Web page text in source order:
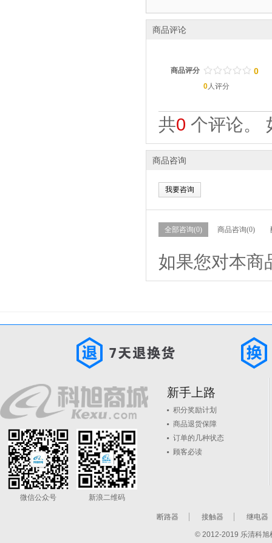
商品评论
商品评分 / / / / /
. . . . . 0
0人评分
共0 个评论。
商品咨询
我要咨询
全部咨询(0) 商品咨询(0)
如果您对本商
微信公众号 新浪二维码
新手上路
积分奖励计划
商品退货保障
订单的几种状态
顾客必读
断路器 接触器 继电器
© 2012-2019 乐清科旭